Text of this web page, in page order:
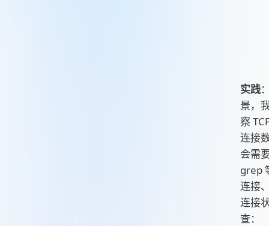
实践
景，
察
连接
会需
grep
连接
连接
查：